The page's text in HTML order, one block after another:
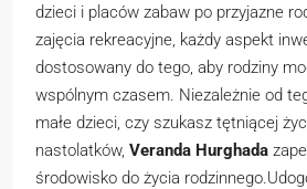
dzieci i placów zabaw po przyjazne
zajęcia rekreacyjne, każdy aspekt
dostosowany do tego, aby rodziny
wspólnym czasem. Niezależnie od
małe dzieci, czy szukasz tętniącej
nastolatków, Veranda Hurghada
środowisko do życia